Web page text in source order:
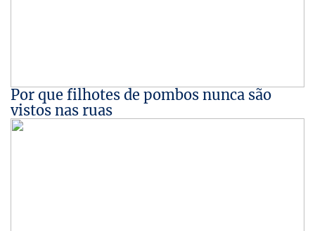
Por que filhotes de pombos nunca são
vistos nas ruas